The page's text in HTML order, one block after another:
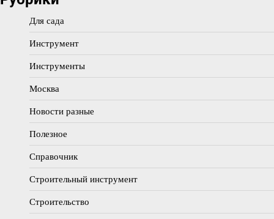
Для сада
Инструмент
Инструменты
Москва
Новости разные
Полезное
Справочник
Строительный инструмент
Строительство